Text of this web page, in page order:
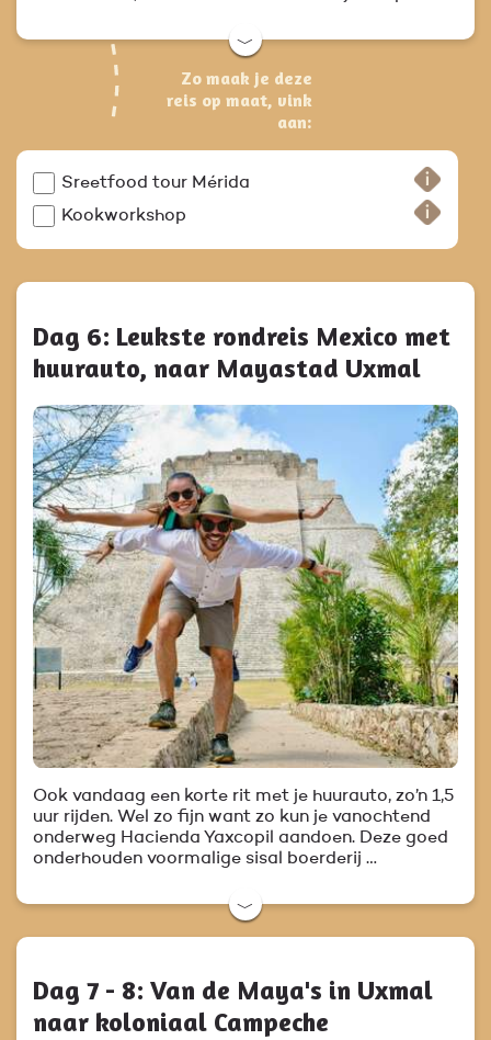
﹀
Zo maak je deze
reis op maat, vink
aan:
Sreetfood tour Mérida
Kookworkshop
Dag 6: Leukste rondreis Mexico met
huurauto, naar Mayastad Uxmal
Ook vandaag een korte rit met je huurauto, zo’n 1,5
uur rijden. Wel zo fijn want zo kun je vanochtend
onderweg Hacienda Yaxcopil aandoen. Deze goed
onderhouden voormalige sisal boerderij …
﹀
Dag 7 - 8: Van de Maya's in Uxmal
naar koloniaal Campeche